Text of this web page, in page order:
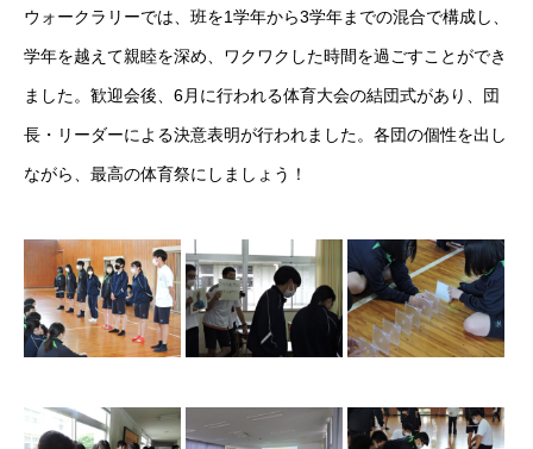
ウォークラリーでは、班を1学年から3学年までの混合で構成し、
学年を越えて親睦を深め、ワクワクした時間を過ごすことができ
ました。歓迎会後、6月に行われる体育大会の結団式があり、団
長・リーダーによる決意表明が行われました。各団の個性を出し
ながら、最高の体育祭にしましょう！